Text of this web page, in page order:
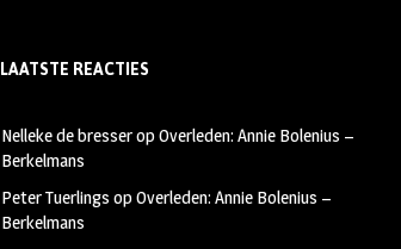
LAATSTE REACTIES
Nelleke de bresseropOverleden: Annie Bolenius –
Berkelmans
Peter Tuerlings opOverleden: Annie Bolenius –
Berkelmans